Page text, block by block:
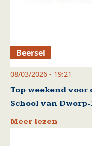
Beersel
08/03/2026 - 19:21
Top weekend voor
School van
Meer lezen